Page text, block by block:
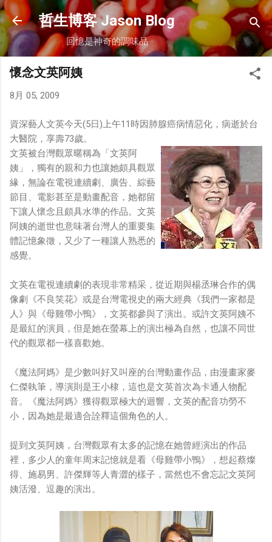
跳到主要內容
哲生博客 Jason Blog
回憶是神奇的調味品
懷念文英阿姨
8月 05, 2009
資深藝人文英今天(5日)上午11時因肺腺癌病情惡化，病逝於台
大醫院，享壽73歲。
文英被台灣觀眾暱稱為「文英阿
姨」，獨有的親和力也讓她頗具觀眾
緣，無論在電視連續劇、廣告、綜藝
節目、電影甚至是動畫配音，她都留
下讓人懷念且頗具水準的作品。文英
阿姨的逝世也意味著台灣人的重要集
體記憶象徵，又少了一種讓人熟悉的
感覺。
文英在電視連續劇的表現非常精采，從近期與楊丞琳合作的偶
像劇《不良笑花》或是台灣電視史的兩大經典《我們一家都是
人》與《母雞帶小鴨》，文英都參與了演出。或許文英阿姨不
是最紅的演員，但是她在螢幕上的演出極為自然，也讓不同世
代的觀眾都一樣喜歡她。
《魔法阿媽》是少數叫好又叫座的台灣動畫作品，由漫畫家麥
仁傑執筆，導演則是王小棣，這也是文英首次為卡通人物配
音。《魔法阿媽》獲得觀眾極大的迴響，文英的配音功勞不
小，因為她是最適合詮釋這個角色的人。
提到文英阿姨，台灣觀眾有太多的記憶在她曾經演出的作品
裡，多少人的童年周末記憶就是看《母雞帶小鴨》，想起蔡燦
得、施易男、許傑輝等人青澀的樣子，當然也不會忘記文英阿
姨活潑、逗趣的演出。